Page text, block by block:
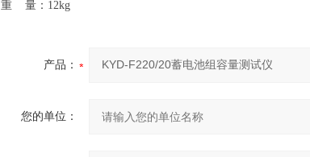
重 量：12kg
产品：
您的单位：